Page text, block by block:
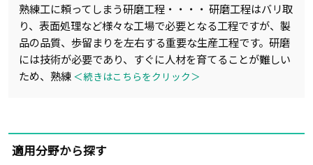
熟練工に頼ってしまう研磨工程・・・・ 研磨工程はバリ取
り、表面処理など様々な工場で必要となる工程ですが、製
品の品質、歩留まりを左右する重要な生産工程です。研磨
には技術が必要であり、すぐに人材を育てることが難しい
ため、熟練 ＜続きはこちらをクリック＞
適用分野から探す